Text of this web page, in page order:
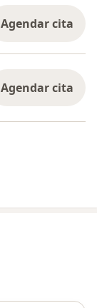
Agendar cita
Agendar cita